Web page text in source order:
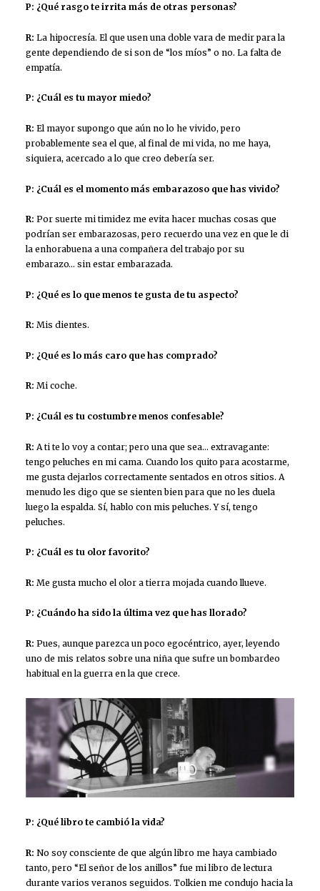
P: ¿Qué rasgo te irrita más de otras personas?
R: La hipocresía. El que usen una doble vara de medir para la
gente dependiendo de si son de “los míos” o no. La falta de
empatía.
P: ¿Cuál es tu mayor miedo?
R: El mayor supongo que aún no lo he vivido, pero
probablemente sea el que, al final de mi vida, no me haya,
siquiera, acercado a lo que creo debería ser.
P: ¿Cuál es el momento más embarazoso que has vivido?
R: Por suerte mi timidez me evita hacer muchas cosas que
podrían ser embarazosas, pero recuerdo una vez en que le di
la enhorabuena a una compañera del trabajo por su
embarazo… sin estar embarazada.
P: ¿Qué es lo que menos te gusta de tu aspecto?
R: Mis dientes.
P: ¿Qué es lo más caro que has comprado?
R: Mi coche.
P: ¿Cuál es tu costumbre menos confesable?
R: A ti te lo voy a contar; pero una que sea… extravagante:
tengo peluches en mi cama. Cuando los quito para acostarme,
me gusta dejarlos correctamente sentados en otros sitios. A
menudo les digo que se sienten bien para que no les duela
luego la espalda. Sí, hablo con mis peluches. Y sí, tengo
peluches.
P: ¿Cuál es tu olor favorito?
R: Me gusta mucho el olor a tierra mojada cuando llueve.
P: ¿Cuándo ha sido la última vez que has llorado?
R: Pues, aunque parezca un poco egocéntrico, ayer, leyendo
uno de mis relatos sobre una niña que sufre un bombardeo
habitual en la guerra en la que crece.
P: ¿Qué libro te cambió la vida?
R: No soy consciente de que algún libro me haya cambiado
tanto, pero “El señor de los anillos” fue mi libro de lectura
durante varios veranos seguidos. Tolkien me condujo hacia la